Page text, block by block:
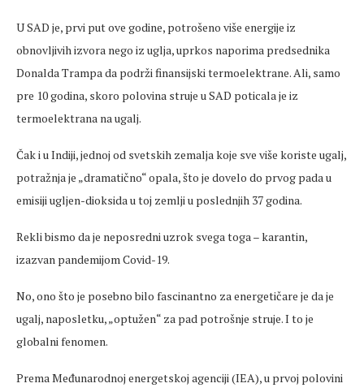
U SAD je, prvi put ove godine, potrošeno više energije iz
obnovljivih izvora nego iz uglja, uprkos naporima predsednika
Donalda Trampa da podrži finansijski termoelektrane. Ali, samo
pre 10 godina, skoro polovina struje u SAD poticala je iz
termoelektrana na ugalj.
Čak i u Indiji, jednoj od svetskih zemalja koje sve više koriste ugalj,
potražnja je „dramatično“ opala, što je dovelo do prvog pada u
emisiji ugljen-dioksida u toj zemlji u poslednjih 37 godina.
Rekli bismo da je neposredni uzrok svega toga – karantin,
izazvan pandemijom Covid-19.
No, ono što je posebno bilo fascinantno za energetičare je da je
ugalj, naposletku, „optužen“ za pad potrošnje struje. I to je
globalni fenomen.
Prema Međunarodnoj energetskoj agenciji (IEA), u prvoj polovini